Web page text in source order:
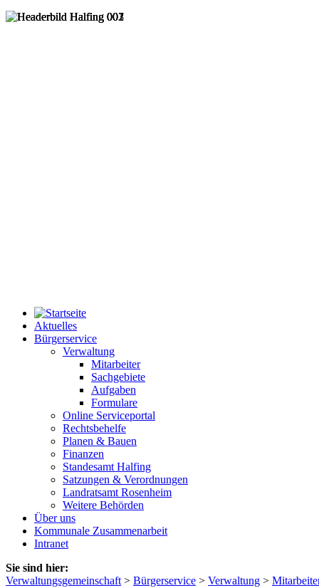
Aktuelles
Bürgerservice
Verwaltung
Mitarbeiter
Sachgebiete
Aufgaben
Formulare
Online Serviceportal
Rechtsbehelfe
Planen & Bauen
Finanzen
Standesamt Halfing
Satzungen & Verordnungen
Landratsamt Rosenheim
Weitere Behörden
Über uns
Kommunale Zusammenarbeit
Intranet
Sie sind hier:
Verwaltungsgemeinschaft > Bürgerservice > Verwaltung >